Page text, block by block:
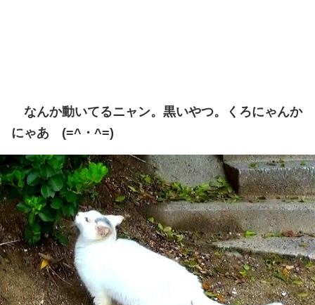
なんか動いてるニャン。黒いやつ。くろにゃんか
にゃあ (=^・^=)